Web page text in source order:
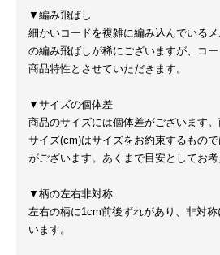
▼編み飛ばし
細かいコードを複雑に編み込んでいる
の編み飛ばしが稀にございますが、コ
商品特性とさせていただきます。
▼サイズの個体差
商品のサイズには個体差がございます
サイズ(cm)はサイズをお約束するもの
がございます。あくまで目安としてお考
▼柄の左右非対称
左右の柄に1cm前後ずれがあり、非対
います。